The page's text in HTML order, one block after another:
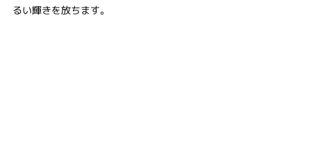
るい輝きを放ちます。